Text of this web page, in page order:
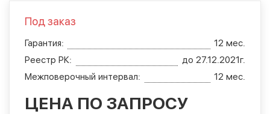
Под заказ
Гарантия:
12 мес.
Реестр РК:
до 27.12.2021г.
Межповерочный интервал:
12 мес.
ЦЕНА ПО ЗАПРОСУ